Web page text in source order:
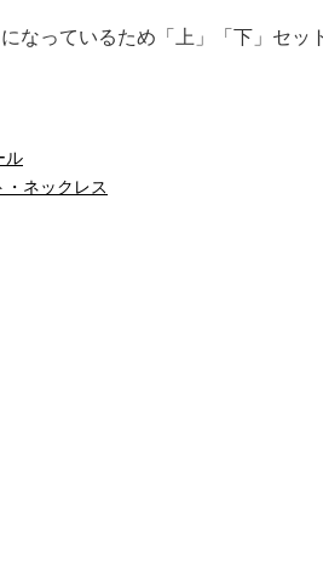
なっているため「上」「下」セッ
ル
・ネックレス